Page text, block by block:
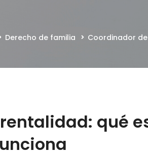
Derecho de familia Coordinador
qué